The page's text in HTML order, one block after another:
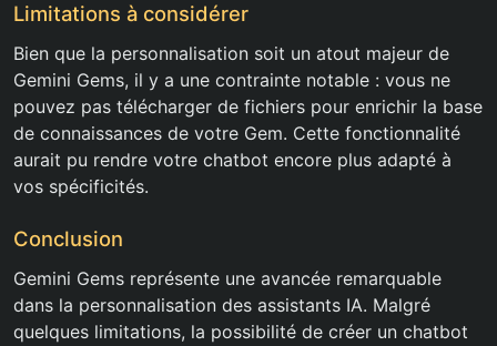
Limitations à considérer
Bien que la personnalisation soit un atout majeur de
Gemini Gems, il y a une contrainte notable : vous ne
pouvez pas télécharger de fichiers pour enrichir la base
de connaissances de votre Gem. Cette fonctionnalité
aurait pu rendre votre chatbot encore plus adapté à
vos spécificités.
Conclusion
Gemini Gems représente une avancée remarquable
dans la personnalisation des assistants IA. Malgré
quelques limitations, la possibilité de créer un chatbot